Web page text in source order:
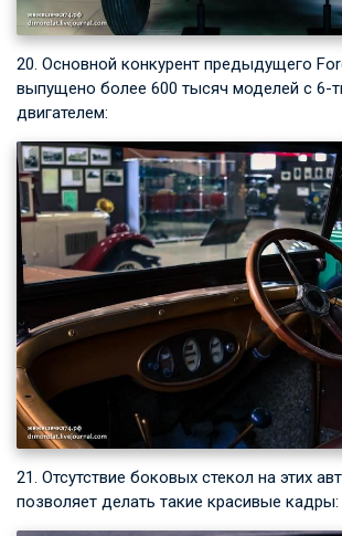
20. Основной конкурент предыдущего
выпущено более 600 тысяч моделей с 6-
двигателем:
21. Отсутствие боковых стекол на этих
позволяет делать такие красивые кадры: